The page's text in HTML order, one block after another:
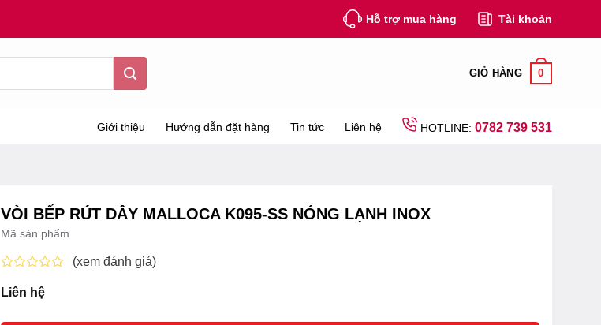
Hỗ trợ mua hàng Tài khoản
GIỎ HÀNG 0
Giới thiệu Hướng dẫn đặt hàng Tin tức Liên hệ HOTLINE: 0782 739 531
VÒI BẾP RÚT DÂY MALLOCA K095-SS NÓNG LẠNH INOX
Mã sản phẩm
xếp
(xem đánh giá)
Liên hệ